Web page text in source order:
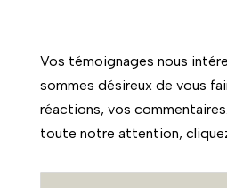
Vos témoignages nous
sommes désireux de vous
réactions, vos
toute notre attention,